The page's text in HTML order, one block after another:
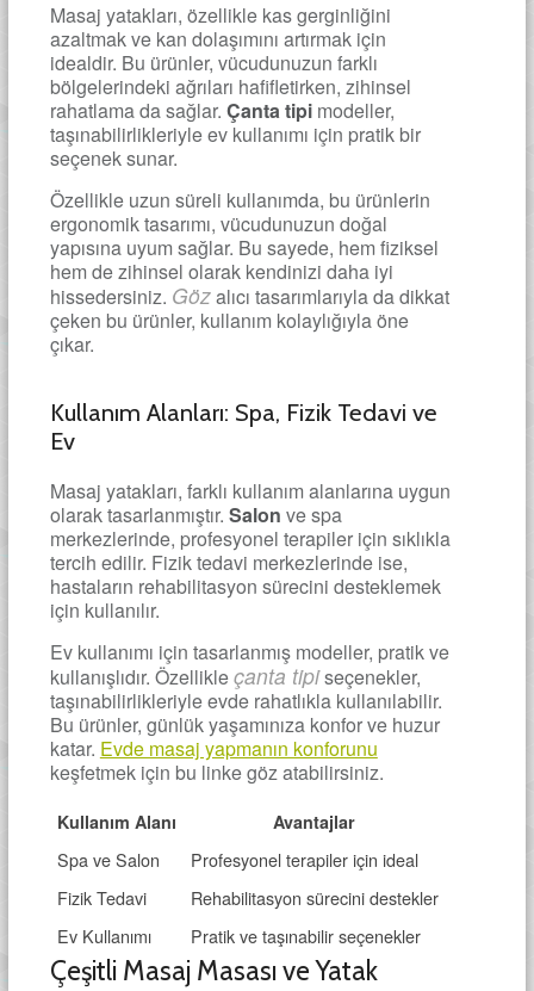
Masaj yatakları, özellikle kas gerginliğini
azaltmak ve kan dolaşımını artırmak için
idealdir. Bu ürünler, vücudunuzun farklı
bölgelerindeki ağrıları hafifletirken, zihinsel
rahatlama da sağlar. Çanta tipimodeller,
taşınabilirlikleriyle ev kullanımı için pratik bir
seçenek sunar.
Özellikle uzun süreli kullanımda, bu ürünlerin
ergonomik tasarımı, vücudunuzun doğal
yapısına uyum sağlar. Bu sayede, hem fiziksel
hem de zihinsel olarak kendinizi daha iyi
hissedersiniz. Gözalıcı tasarımlarıyla da dikkat
çeken bu ürünler, kullanım kolaylığıyla öne
çıkar.
Kullanım Alanları: Spa, Fizik Tedavi ve
Ev
Masaj yatakları, farklı kullanım alanlarına uygun
olarak tasarlanmıştır. Salon ve spa
merkezlerinde, profesyonel terapiler için sıklıkla
tercih edilir. Fizik tedavi merkezlerinde ise,
hastaların rehabilitasyon sürecini desteklemek
için kullanılır.
Ev kullanımı için tasarlanmış modeller, pratik ve
kullanışlıdır. Özellikleçanta tipiseçenekler,
taşınabilirlikleriyle evde rahatlıkla kullanılabilir.
Bu ürünler, günlük yaşamınıza konfor ve huzur
katar. Evde masaj yapmanın konforunu
keşfetmek için bu linke göz atabilirsiniz.
Kullanım Alanı Avantajlar
Spa ve Salon
Profesyonel terapiler için ideal
Fizik Tedavi
Rehabilitasyon sürecini destekler
Ev Kullanımı
Pratik ve taşınabilir seçenekler
Çeşitli Masaj Masası ve Yatak